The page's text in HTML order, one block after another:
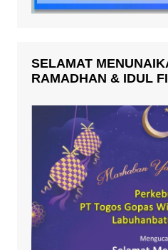
SELAMAT
RAMADHAN & IDUL